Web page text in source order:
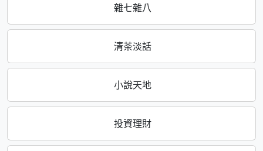
雜七雜八
清茶淡話
小說天地
投資理財